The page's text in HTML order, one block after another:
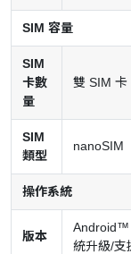
SIM 容量
SIM
卡數
量
雙 SIM 卡
SIM
類型
nanoSIM
操作系統
版本
Android™
統升級/支